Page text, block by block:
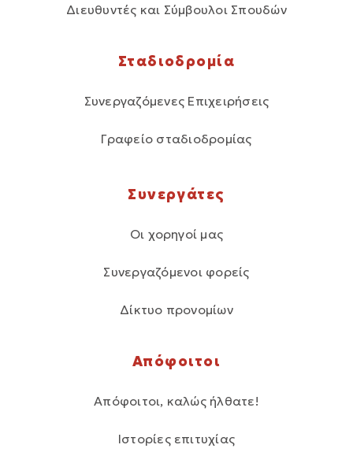
Διευθυντές και Σύμβουλοι Σπουδών
Σταδιοδρομία
Συνεργαζόμενες Επιχειρήσεις
Γραφείο σταδιοδρομίας
Συνεργάτες
Οι χορηγοί μας
Συνεργαζόμενοι φορείς
Δίκτυο προνομίων
Απόφοιτοι
Απόφοιτοι, καλώς ήλθατε!
Ιστορίες επιτυχίας